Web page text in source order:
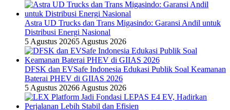
Astra UD Trucks dan Trans Migasindo: Garansi Andil untuk
Distribusi Energi Nasional
5 Agustus 20265 Agustus 2026
DFSK dan EVSafe Indonesia Edukasi Publik Soal Keamanan
Baterai PHEV di GIIAS 2026
5 Agustus 20266 Agustus 2026